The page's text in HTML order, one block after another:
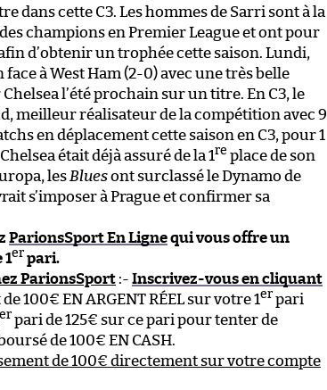
dans cette C3. Les hommes de Sarri sont à la
champions en Premier League et ont pour
d’obtenir un trophée cette saison. Lundi,
à West Ham (2-0) avec une très belle
l’été prochain sur un titre. En C3, le
meilleur réalisateur de la compétition avec 9
en déplacement cette saison en C3, pour 1
était déjà assuré de la 1re place de son
les Bluesont surclassé le Dynamo de
s’imposer à Prague et confirmer sa
ParionsSport En Lignequi vous offre un
1er pari.
ParionsSport :- Inscrivez-vous en cliquant
100€ EN ARGENT RÉEL sur votre 1er pari
er pari de 125€ sur ce pari pour tenter de
de 100€ EN CASH.
de 100€ directement sur votre compte